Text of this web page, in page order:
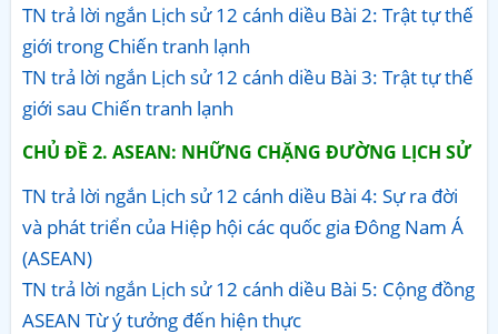
TN trả lời ngắn Lịch sử 12 cánh diều Bài 2: Trật tự thế
giới trong Chiến tranh lạnh
TN trả lời ngắn Lịch sử 12 cánh diều Bài 3: Trật tự thế
giới sau Chiến tranh lạnh
CHỦ ĐỀ 2. ASEAN: NHỮNG CHẶNG ĐƯỜNG LỊCH SỬ
TN trả lời ngắn Lịch sử 12 cánh diều Bài 4: Sự ra đời
và phát triển của Hiệp hội các quốc gia Đông Nam Á
(ASEAN)
TN trả lời ngắn Lịch sử 12 cánh diều Bài 5: Cộng đồng
ASEAN Từ ý tưởng đến hiện thực